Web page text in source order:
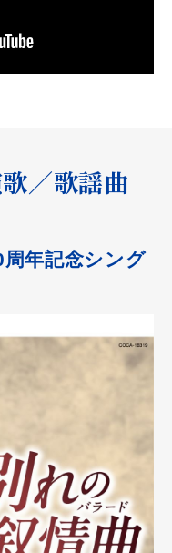
／歌謡曲
年記念シング